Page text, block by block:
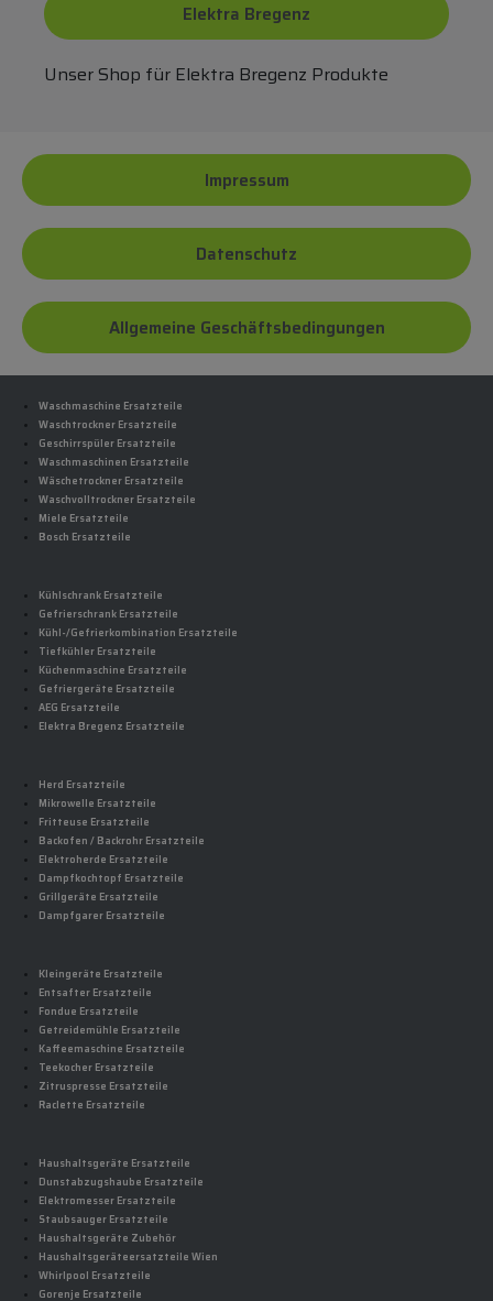
Elektra Bregenz
Unser Shop für Elektra Bregenz Produkte
Impressum
Datenschutz
Allgemeine Geschäftsbedingungen
Waschmaschine Ersatzteile
Waschtrockner Ersatzteile
Geschirrspüler Ersatzteile
Waschmaschinen Ersatzteile
Wäschetrockner Ersatzteile
Waschvolltrockner Ersatzteile
Miele Ersatzteile
Bosch Ersatzteile
Kühlschrank Ersatzteile
Gefrierschrank Ersatzteile
Kühl-/Gefrierkombination Ersatzteile
Tiefkühler Ersatzteile
Küchenmaschine Ersatzteile
Gefriergeräte Ersatzteile
AEG Ersatzteile
Elektra Bregenz Ersatzteile
Herd Ersatzteile
Mikrowelle Ersatzteile
Fritteuse Ersatzteile
Backofen / Backrohr Ersatzteile
Elektroherde Ersatzteile
Dampfkochtopf Ersatzteile
Grillgeräte Ersatzteile
Dampfgarer Ersatzteile
Kleingeräte Ersatzteile
Entsafter Ersatzteile
Fondue Ersatzteile
Getreidemühle Ersatzteile
Kaffeemaschine Ersatzteile
Teekocher Ersatzteile
Zitruspresse Ersatzteile
Raclette Ersatzteile
Haushaltsgeräte Ersatzteile
Dunstabzugshaube Ersatzteile
Elektromesser Ersatzteile
Staubsauger Ersatzteile
Haushaltsgeräte Zubehör
Haushaltsgeräteersatzteile Wien
Whirlpool Ersatzteile
Gorenje Ersatzteile